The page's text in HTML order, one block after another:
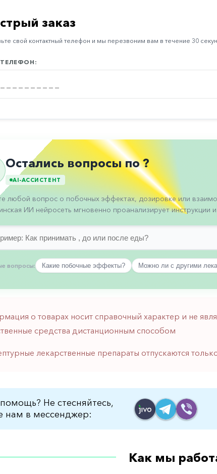
заказ
свой контактный телефон и мы перезвоним вам в течение 30
Остались вопросы по ?
AI-АССИСТЕНТ
любой вопрос о побочных эффектах, дозировке или
ИИ нейросеть мгновенно проанализирует инструкции
вопросы: Какие побочные эффекты? Можно ли с другими
о товарах носит справочный характер и не
средства дистанционным способом
лекарственные препараты отпускаются
Не стесняйтесь,
нам в мессенджер:
Как мы